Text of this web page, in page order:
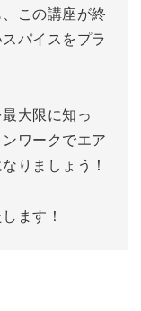
この講座が終
パイスをプラ
大限に知っ
ワークでエア
りましょう！
ます！